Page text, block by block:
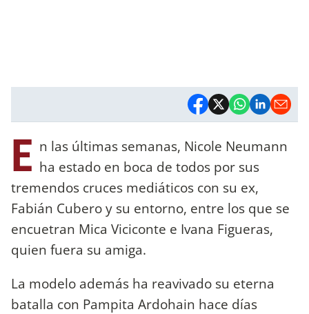
E n las últimas semanas, Nicole Neumann
ha estado en boca de todos por sus
tremendos cruces mediáticos con su ex,
Fabián Cubero y su entorno, entre los que se
encuetran Mica Viciconte e Ivana Figueras,
quien fuera su amiga.
La modelo además ha reavivado su eterna
batalla con Pampita Ardohain hace días